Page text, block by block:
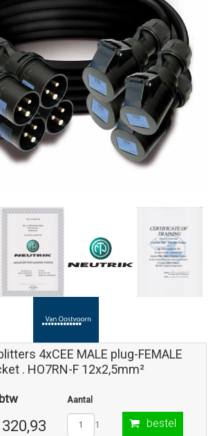
4xCEE MALE plug-FEMALE
. HO7RN-F 12x2,5mm²
Aantal
1
bestel